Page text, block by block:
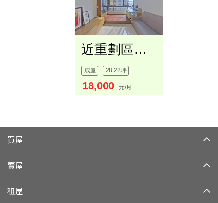
近重劃區享受假期景觀兩房
成屋 28.22坪
18,000 元/月
買屋
賣屋
租屋